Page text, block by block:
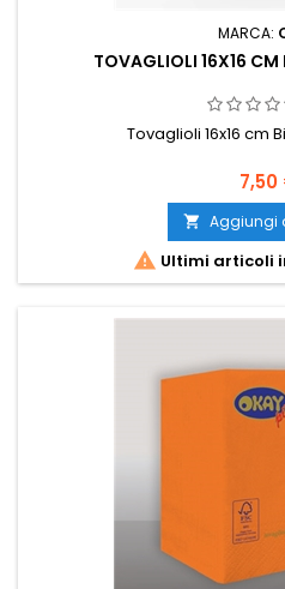
MARCA:
TOVAGLIOLI 16X16
Tovaglioli 16x16 cm
7,50
 Aggiungi
 Ultimi articoli